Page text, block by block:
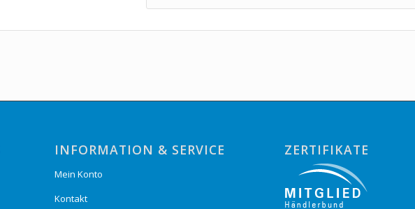
INFORMATION & SERVICE
Mein Konto
Kontakt
ZERTIFIKATE